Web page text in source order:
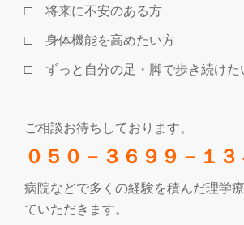
□ 将来に不安のある方
□ 身体機能を高めたい方
□ ずっと自分の足・脚で歩き続けた
ご相談お待ちしております。
０５０－３６９９－１３
病院などで多くの経験を積んだ理学
ていただきます。